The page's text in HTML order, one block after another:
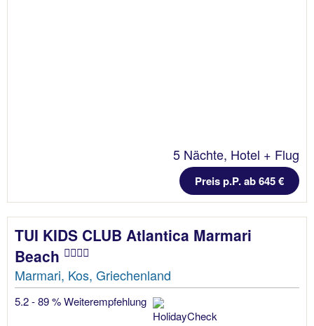
5 Nächte, Hotel + Flug
Preis p.P. ab 645 €
TUI KIDS CLUB Atlantica Marmari
Beach
Marmari, Kos, Griechenland
5.2 - 89 % Weiterempfehlung